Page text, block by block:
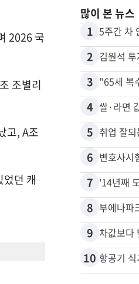
2026 국
조별리
고, A조
던 캐
많이 본 뉴스
1 5주간 차
2 김원석
3
4
5 취업 잘
6
7
8
9
10